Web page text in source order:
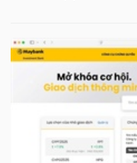
CỤ